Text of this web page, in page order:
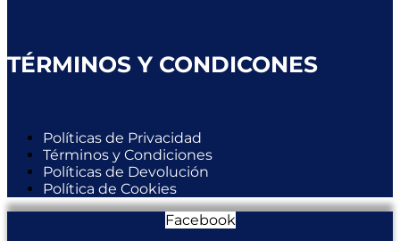
TÉRMINOS Y CONDICONES
Políticas de Privacidad
Términos y Condiciones
Políticas de Devolución
Política de Cookies
Facebook